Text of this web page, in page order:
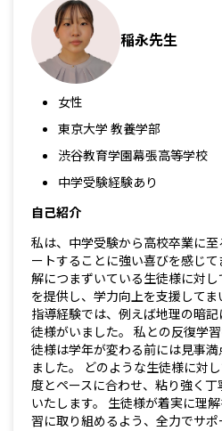
稲永先生
女性
東京大学 教養学部
渋谷教育学園幕張高等学校
中学受験経験あり
自己紹介
私は、中学受験から高校卒業に
ートすることに強い喜びを感じ
解につまずいている生徒様に対
を提供し、学力向上を支援して
指導経験では、例えば地理の暗
徒様がいました。 私との反復学
徒様は学年が変わる前には見事
ました。 どのような生徒様に対
度とペースに合わせ、粘り強く
いたします。 生徒様が着実に理
習に取り組めるよう、全力でサポ